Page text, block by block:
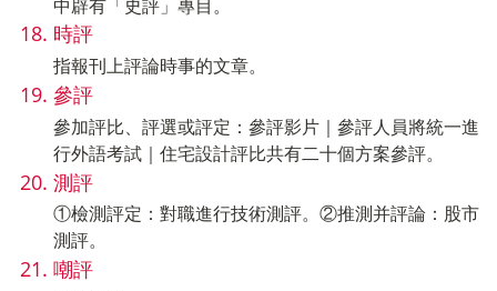
中辟有「史評」專目。
時評
指報刊上評論時事的文章。
參評
參加評比、評選或評定：參評影片｜參評人員將統一進
行外語考試｜住宅設計評比共有二十個方案參評。
測評
①檢測評定：對職進行技術測評。②推測并評論：股市
測評。
嘲評